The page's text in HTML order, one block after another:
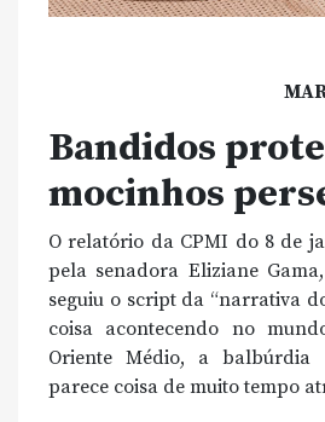
Bandidos
mocinhos
O relatório da CPMI do 8 de
pela senadora Eliziane
seguiu o script da “narrativa
coisa acontecendo no
Oriente Médio, a
parece coisa de muito tempo